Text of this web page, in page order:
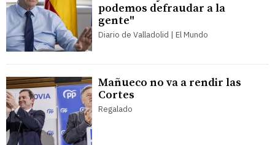
podemos defraudar a la
gente"
Diario de Valladolid | El Mundo
Mañueco no va a rendir las
Cortes
Regalado